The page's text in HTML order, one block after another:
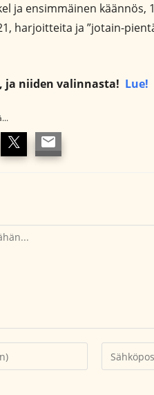
ja ensimmäinen käännös,
harjoitteita ja ”jotain-
ja niiden valinnasta! Lue!
Kirjoita